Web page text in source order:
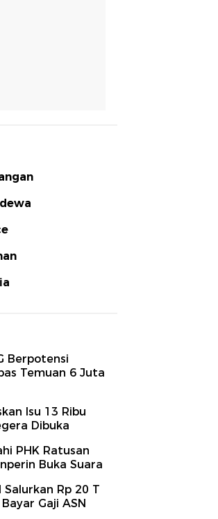
Berpotensi
Temuan 6 Juta
Isu 13 Ribu
Dibuka
PHK Ratusan
Buka Suara
Salurkan Rp 20 T
Gaji ASN